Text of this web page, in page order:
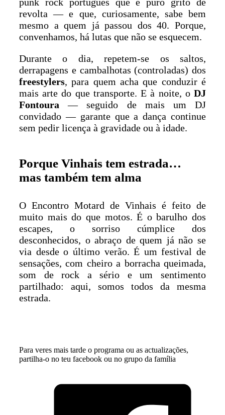
revolta — e que, curiosamente, sabe bem
mesmo a quem já passou dos 40. Porque,
convenhamos, há lutas que não se esquecem.
Durante o dia, repetem-se os saltos,
derrapagens e cambalhotas (controladas) dos
freestylers, para quem acha que conduzir é
mais arte do que transporte. E à noite, o DJ
Fontoura — seguido de mais um DJ
convidado — garante que a dança continue
sem pedir licença à gravidade ou à idade.
Porque Vinhais tem estrada…
mas também tem alma
O Encontro Motard de Vinhais é feito de
muito mais do que motos. É o barulho dos
escapes, o sorriso cúmplice dos
desconhecidos, o abraço de quem já não se
via desde o último verão. É um festival de
sensações, com cheiro a borracha queimada,
som de rock a sério e um sentimento
partilhado: aqui, somos todos da mesma
estrada.
Para veres mais tarde o programa ou as actualizações,
partilha-o no teu facebook ou no grupo da família